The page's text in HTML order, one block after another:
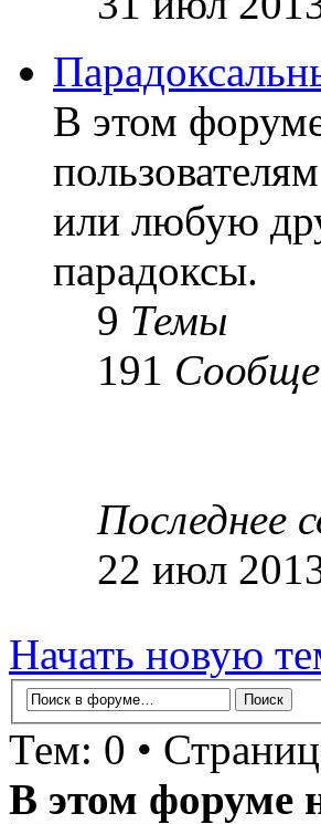
В этом
или любую
парадоксы.
9 Темы
191
Последнее
22 июл
Начать новую
Тем: 0 •
В этом форуме